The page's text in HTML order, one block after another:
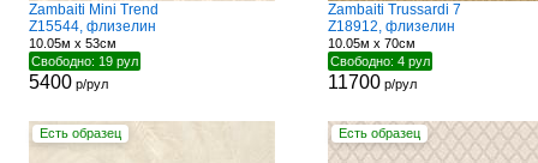
Zambaiti Mini Trend
Z15544, флизелин
10.05м x 53см
Свободно: 19 рул
5400р/рул
Zambaiti Trussardi 7
Z18912, флизелин
10.05м x 70см
Свободно: 4 рул
11700р/рул
Есть образец Есть образец